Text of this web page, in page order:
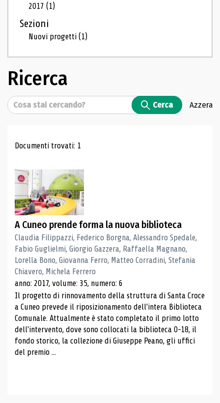
2017(1)
Sezioni
Nuovi progetti(1)
Ricerca
Cerca Cerca Azzera
Risultati di ricerca
Documenti trovati: 1
A Cuneo prende forma la nuova biblioteca
Claudia Filippazzi, Federico Borgna, Alessandro Spedale,
Fabio Guglielmi, Giorgio Gazzera, Raffaella Magnano,
Lorella Bono, Giovanna Ferro, Matteo Corradini, Stefania
Chiavero, Michela Ferrero
anno: 2017, volume: 35, numero: 6
Il progetto di rinnovamento della struttura di Santa Croce
a Cuneo prevede il riposizionamento dell'intera Biblioteca
Comunale. Attualmente è stato completato il primo lotto
dell'intervento, dove sono collocati la biblioteca 0-18, il
fondo storico, la collezione di Giuseppe Peano, gli uffici
del premio ...